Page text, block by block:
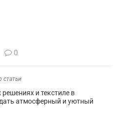
0
статьи
и текстиле в
атмосферный и уютный